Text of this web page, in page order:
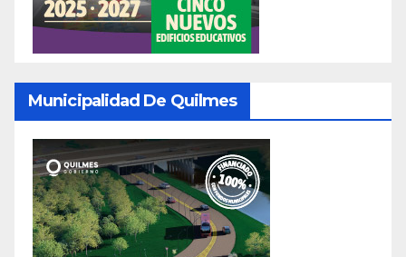
Municipalidad De Quilmes